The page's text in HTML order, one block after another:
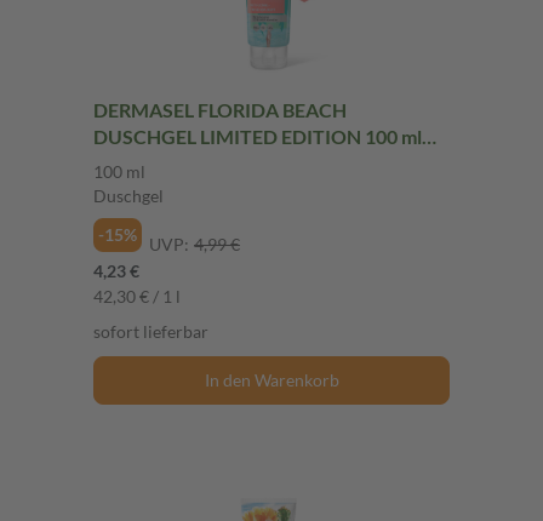
DERMASEL FLORIDA BEACH
DUSCHGEL LIMITED EDITION 100 ml
Duschgel
100 ml
Duschgel
-15%
UVP: 4,99 €
4,23 €
42,30 € / 1 l
sofort lieferbar
In den Warenkorb